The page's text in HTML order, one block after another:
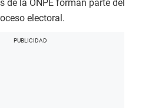
de la ONPE forman parte del
electoral.